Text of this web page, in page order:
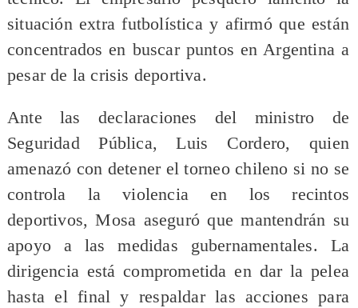
situación extra futbolística y afirmó que están
concentrados en buscar puntos en Argentina a
pesar de la crisis deportiva.
Ante las declaraciones del ministro de
Seguridad Pública, Luis Cordero, quien
amenazó con detener el torneo chileno si no se
controla la violencia en los recintos
deportivos, Mosa aseguró que mantendrán su
apoyo a las medidas gubernamentales. La
dirigencia está comprometida en dar la pelea
hasta el final y respaldar las acciones para